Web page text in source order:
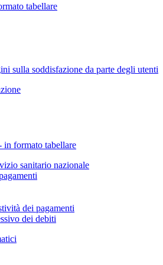
tabellare
sulla soddisfazione da parte degli utenti
in formato tabellare
sanitario nazionale
dei pagamenti
dei debiti